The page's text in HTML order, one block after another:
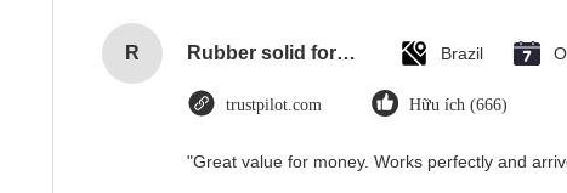
R Rubber solid forklift tires For material handling forklift Brazil
trustpilot.com Hữu ích (666)
"Great value for money. Works perfectly and